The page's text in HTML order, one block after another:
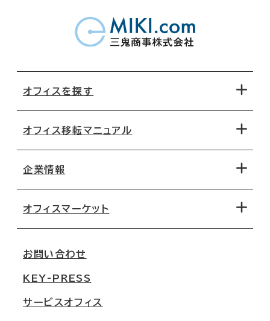
オフィスを探す
地図から探す
路線・駅から探す
オフィス移転マニュアル
移転コストシミュレーション
移転スケジュール
オフィス移転Q&A
企業情報
オフィスマーケット
大阪
名古屋
お問い合わせ
KEY-PRESS
サービスオフィス